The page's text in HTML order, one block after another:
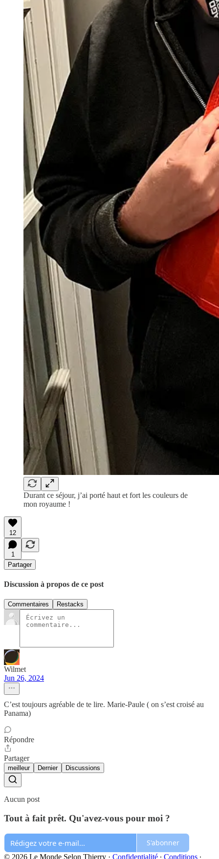
Durant ce séjour, j’ai porté haut et fort les couleurs de
mon royaume !
12
1
Partager
Discussion à propos de ce post
Commentaires Restacks
Wilmet
Jun 26, 2024
C’est toujours agréable de te lire. Marie-Paule ( on s’est croisé au
Panama)
Répondre
Partager
meilleur Dernier Discussions
Aucun post
Tout à fait prêt. Qu'avez-vous pour moi ?
S'abonner
© 2026 Le Monde Selon Thierry · Confidentialité ∙ Conditions ∙